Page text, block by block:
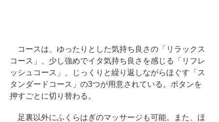
コースは、ゆったりとした気持ち良さの「リラックス
コース」、少し強めでイタ気持ち良さを感じる「リフレ
ッシュコース」、じっくりと繰り返しながらほぐす「ス
タンダードコース」の3つが用意されている。ボタンを
押すごとに切り替わる。
足裏以外にふくらはぎのマッサージも可能。また、ほ